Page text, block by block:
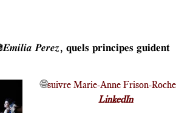
𝑷𝒆𝒓𝒆𝒛, 𝐪𝐮𝐞𝐥𝐬 𝐩𝐫𝐢𝐧𝐜𝐢𝐩𝐞𝐬 𝐠𝐮𝐢𝐝𝐞𝐧𝐭
🌐suivre Marie-Anne Frison-
LinkedIn